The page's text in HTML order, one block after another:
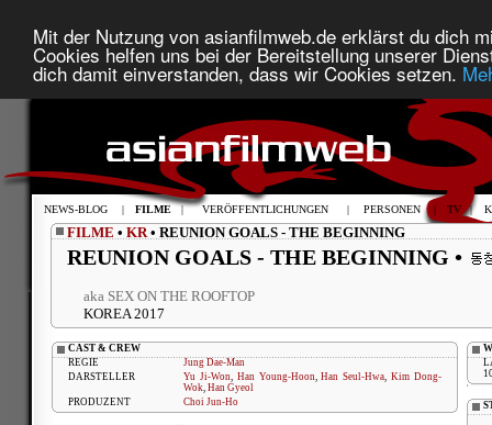
Mit der Nutzung von asianfilmweb.de erklärst du dich
Cookies helfen uns bei der Bereitstellung unserer
dich damit einverstanden, dass wir Cookies setzen.
NEWS-BLOG | FILME | VERÖFFENTLICHUNGEN | PERSONEN | TV |
FILME • KR• REUNION GOALS - THE BEGINNING
REUNION GOALS - THE BEGINNING •
aka SEX ON THE ROOFTOP
KOREA 2017
CAST & CREW
REGIE
Jung Dae-Man
DARSTELLER
Yu Ji-Won, Han Young-Hoon,Han Seul-Hwa,Kim Dong-
Wok, Han Gyeol
PRODUZENT
Choi Jun-Ho